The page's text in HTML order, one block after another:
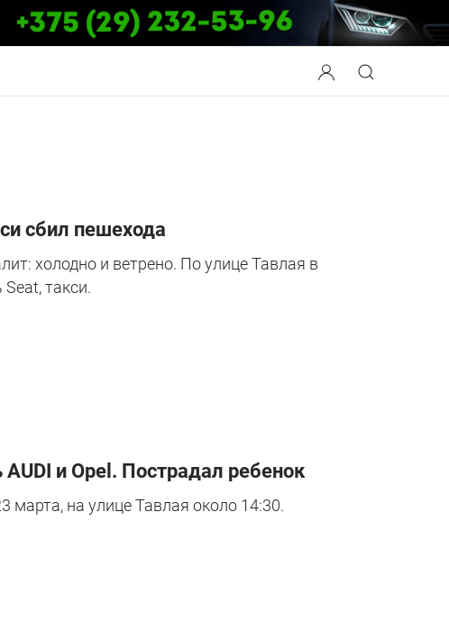
сбил пешехода
холодно и ветрено. По улице Тавлая в
такси.
и Opel. Пострадал ребенок
марта, на улице Тавлая около 14:30.